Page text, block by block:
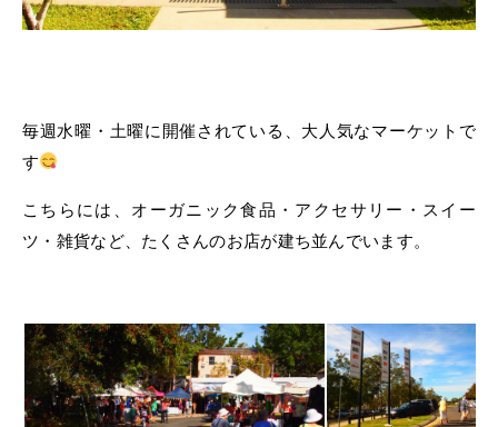
毎週水曜・土曜に開催されている、大人気なマーケットで
す
こちらには、オーガニック食品・アクセサリー・スイー
ツ・雑貨など、たくさんのお店が建ち並んでいます。